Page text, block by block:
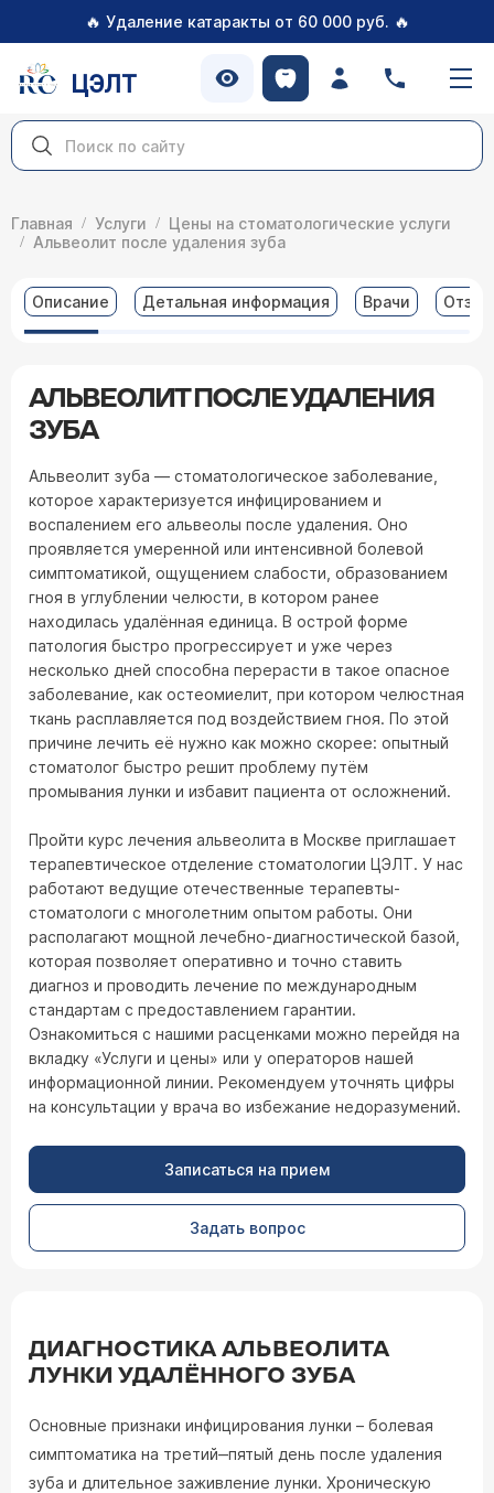
🔥 Удаление катаракты от 60 000 руб. 🔥
ЦЭЛТ
Главная Услуги
Цены на стоматологические услуги
Альвеолит после удаления зуба
Описание Детальная информация Врачи
АЛЬВЕОЛИТ ПОСЛЕ УДАЛЕНИЯ
ЗУБА
Альвеолит зуба — стоматологическое заболевание,
которое характеризуется инфицированием и
воспалением его альвеолы после удаления. Оно
проявляется умеренной или интенсивной болевой
симптоматикой, ощущением слабости, образованием
гноя в углублении челюсти, в котором ранее
находилась удалённая единица. В острой форме
патология быстро прогрессирует и уже через
несколько дней способна перерасти в такое опасное
заболевание, как остеомиелит, при котором челюстная
ткань расплавляется под воздействием гноя. По этой
причине лечить её нужно как можно скорее: опытный
стоматолог быстро решит проблему путём
промывания лунки и избавит пациента от осложнений.
Пройти курс лечения альвеолита в Москве приглашает
терапевтическое отделение стоматологии ЦЭЛТ. У нас
работают ведущие отечественные терапевты-
стоматологи с многолетним опытом работы. Они
располагают мощной лечебно-диагностической базой,
которая позволяет оперативно и точно ставить
диагноз и проводить лечение по международным
стандартам с предоставлением гарантии.
Ознакомиться с нашими расценками можно перейдя на
вкладку «Услуги и цены» или у операторов нашей
информационной линии. Рекомендуем уточнять цифры
на консультации у врача во избежание недоразумений.
Записаться на прием
Задать вопрос
ДИАГНОСТИКА АЛЬВЕОЛИТА
ЛУНКИ УДАЛЁННОГО ЗУБА
Основные признаки инфицирования лунки – болевая
симптоматика на третий‒пятый день после удаления
зуба и длительное заживление лунки. Хроническую